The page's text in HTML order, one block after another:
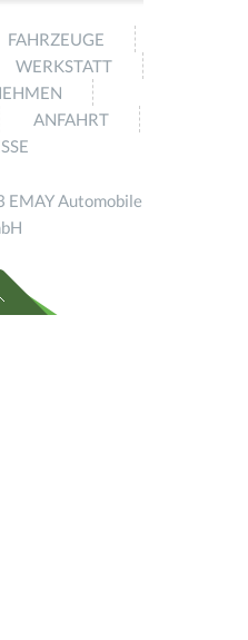
FAHRZEUGE
WERKSTATT
ANFAHRT
EMAY Automobile